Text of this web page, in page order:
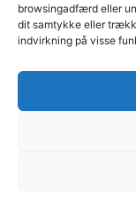
browsingadfærd eller
dit samtykke eller
indvirkning på visse